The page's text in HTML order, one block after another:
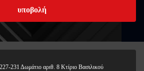
υποβολή
231 Δωμάτιο αριθ. 8 Κτίριο Βασιλικού